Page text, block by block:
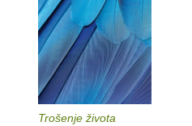
Trošenje života